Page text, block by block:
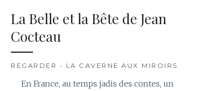
La Belle et la Bête de Jean
Cocteau
REGARDER - LA CAVERNE AUX MIROIRS
En France, au temps jadis des contes, un